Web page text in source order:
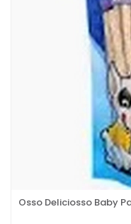
Osso Deliciosso Baby